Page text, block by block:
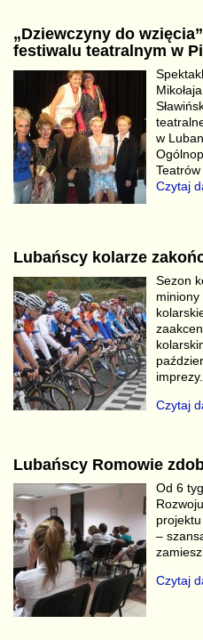
„Dziewczyny do
festiwalu teatralnym w
w
Czytaj
Lubańscy kolarze
Sezon
miniony
imprezy.
Czytaj
Lubańscy Romowie
Od 6
–
Czytaj